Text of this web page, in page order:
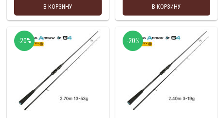
В КОРЗИНУ В КОРЗИНУ
-20% -20%